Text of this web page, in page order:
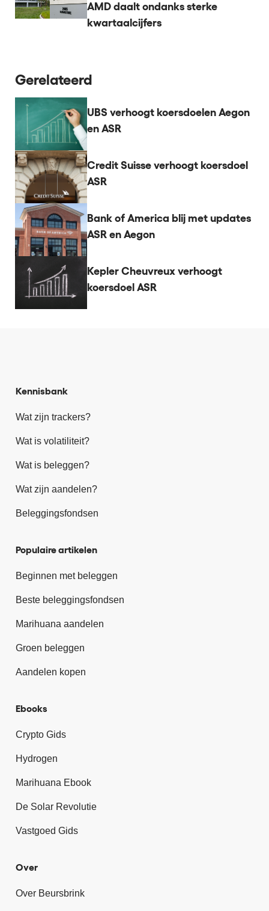
AMD daalt ondanks sterke
kwartaalcijfers
Gerelateerd
UBS verhoogt koersdoelen Aegon
en ASR
Credit Suisse verhoogt koersdoel
ASR
Bank of America blij met updates
ASR en Aegon
Kepler Cheuvreux verhoogt
koersdoel ASR
Kennisbank
Wat zijn trackers?
Wat is volatiliteit?
Wat is beleggen?
Wat zijn aandelen?
Beleggingsfondsen
Populaire artikelen
Beginnen met beleggen
Beste beleggingsfondsen
Marihuana aandelen
Groen beleggen
Aandelen kopen
Ebooks
Crypto Gids
Hydrogen
Marihuana Ebook
De Solar Revolutie
Vastgoed Gids
Over
Over Beursbrink